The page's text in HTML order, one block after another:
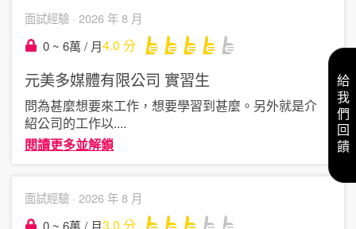
面試經驗 · 2026 年 8 月
0 ~ 6萬 / 月4.0 分
元美多媒體有限公司 實習生
問為甚麼想要來工作，想要學習到甚麼。另外就是介
紹公司的工作以....
閱讀更多並解鎖
面試經驗 · 2026 年 8 月
0 ~ 6萬 / 月3.0 分
給我們回饋